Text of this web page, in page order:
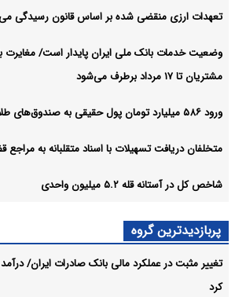
تعهدات ارزی منقضی شده بر اساس قانون رسیدگی
وضعیت خدمات بانک ملی ایران پایدار است/ مغایرت‌
مشتریان تا ۱۷ مرداد برطرف می‌شود
ورود ۵۸۶ میلیارد تومان پول حقیقی به صندوق‌های طلا
متخلفان دریافت تسهیلات با اسناد متقلبانه به
شاخص کل در آستانه قله ۵.۲ میلیون واحدی
پربازدیدترین گروه
کرد